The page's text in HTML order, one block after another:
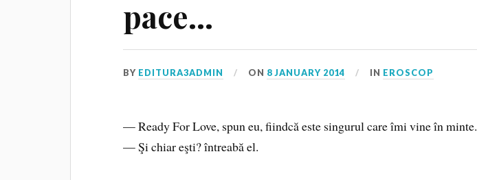
pace…
BY EDITURA3ADMIN ON 8 JANUARY 2014 IN EROSCOP
— Ready For Love, spun eu, fiindcă este singurul care îmi vine în minte.
— Şi chiar eşti? întreabă el.